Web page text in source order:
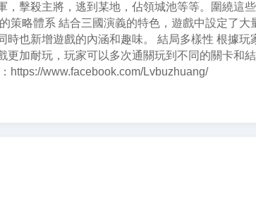
擊殺主將，逃到某地，佔領城池等等。圍繞這
策略體系 結合三國演義的特色，遊戲中設定了大
也新增遊戲的內涵和趣味。 結局多樣性 根據玩
加耐玩，玩家可以多次通關玩到不同的關卡和
https://www.facebook.com/Lvbuzhuang/